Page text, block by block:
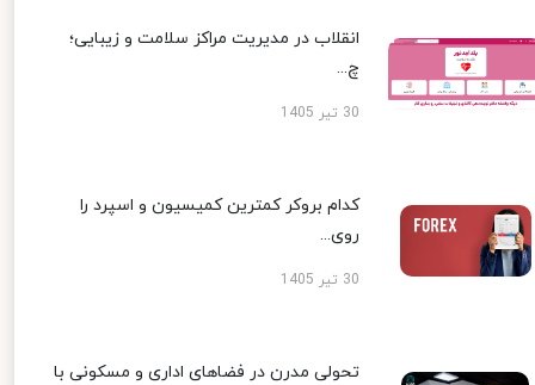
انقلاب در مدیریت مراکز سلامت و زیبایی؛
چ...
30 تیر 1405
کدام بروکر کمترین کمیسیون و اسپرد را
روی...
30 تیر 1405
تحولی مدرن در فضاهای اداری و مسکونی با